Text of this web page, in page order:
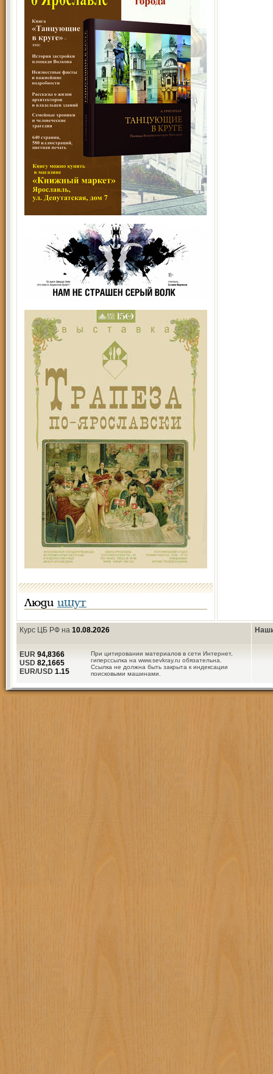
Люди ищут
Курс ЦБ РФ на 10.08.2026
При цитировании материалов в сети Интернет,
гиперссылка на www.sevkray.ru обязательна.
Ссылка не должна быть закрыта к индексации
поисковыми машинами.
EUR 94,8366
USD 82,1665
EUR/USD 1.15